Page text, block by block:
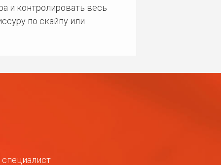
и контролировать весь
по скайпу или